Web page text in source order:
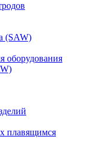
(SAW)
оборудования
плавящимся